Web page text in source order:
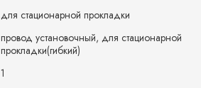
для стационарной прокладки
провод установочный, для стационарной
прокладки(гибкий)
1